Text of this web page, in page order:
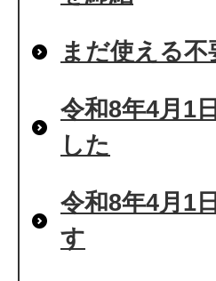
まだ使える
令和8年4月1
した
令和8年4月1
す